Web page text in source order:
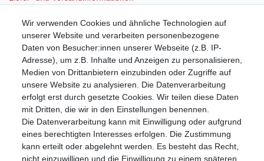
Mein Konto
Registrieren
Anmelden (Login)
Warenkorb
Wir verwenden Cookies und ähnliche Technologien auf
unserer Website und verarbeiten personenbezogene
Daten von Besucher:innen unserer Webseite (z.B. IP-
Adresse), um z.B. Inhalte und Anzeigen zu personalisieren,
Medien von Drittanbietern einzubinden oder Zugriffe auf
unsere Website zu analysieren. Die Datenverarbeitung
erfolgt erst durch gesetzte Cookies. Wir teilen diese Daten
mit Dritten, die wir in den Einstellungen benennen.
Die Datenverarbeitung kann mit Einwilligung oder aufgrund
eines berechtigten Interesses erfolgen. Die Zustimmung
kann erteilt oder abgelehnt werden. Es besteht das Recht,
nicht einzuwilligen und die Einwilligung zu einem späteren